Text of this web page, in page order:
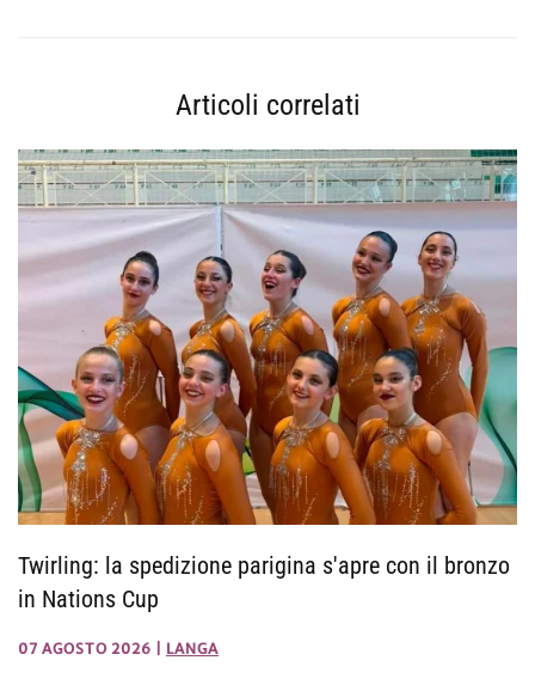
Articoli correlati
Twirling: la spedizione parigina s'apre con il bronzo
in Nations Cup
07 AGOSTO 2026 LANGA